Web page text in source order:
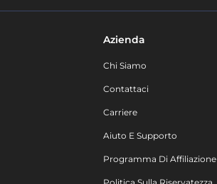
Azienda
Chi Siamo
Contattaci
Carriere
Aiuto E Supporto
Programma Di Affiliazione